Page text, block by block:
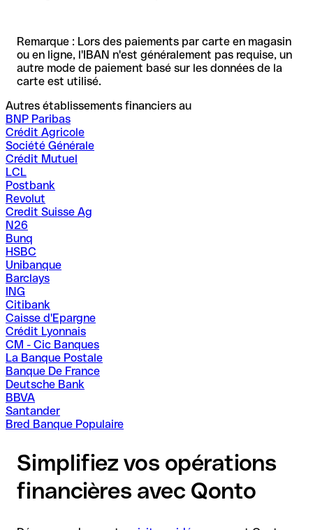
Remarque : Lors des paiements par carte en magasin
ou en ligne, l'IBAN n'est généralement pas requise, un
autre mode de paiement basé sur les données de la
carte est utilisé.
Autres établissements financiers au
BNP Paribas
Crédit Agricole
Société Générale
Crédit Mutuel
LCL
Postbank
Revolut
Credit Suisse Ag
N26
Bunq
HSBC
Unibanque
Barclays
ING
Citibank
Caisse d'Epargne
Crédit Lyonnais
CM - Cic Banques
La Banque Postale
Banque De France
Deutsche Bank
BBVA
Santander
Bred Banque Populaire
Simplifiez vos opérations
financières avec Qonto